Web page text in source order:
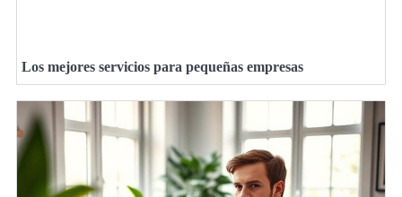
Los mejores servicios para pequeñas empresas